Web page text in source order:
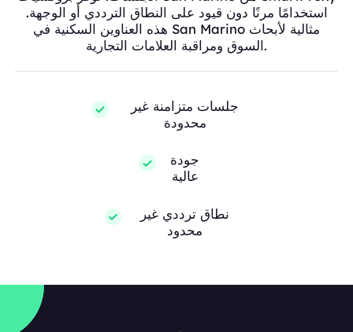
استخدامًا مرنًا دون قيود على النطاق الترددي أو الوجهة.
هذه العناوين السكنية في San Marino مثالية لأبحاث
السوق ومراقبة العلامات التجارية.
جلسات متزامنة غير
محدودة
جودة
عالية
نطاق ترددي غير
محدود